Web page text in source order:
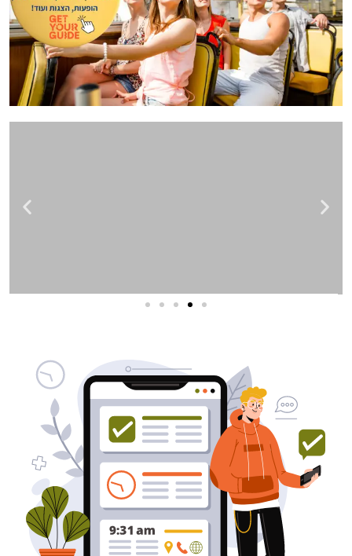
בעל/ת עסק? סוכנות ניהול מוניטין
לקידום, שיווק ופרסום באינטרנט
כאן עבורך!
לפרטים